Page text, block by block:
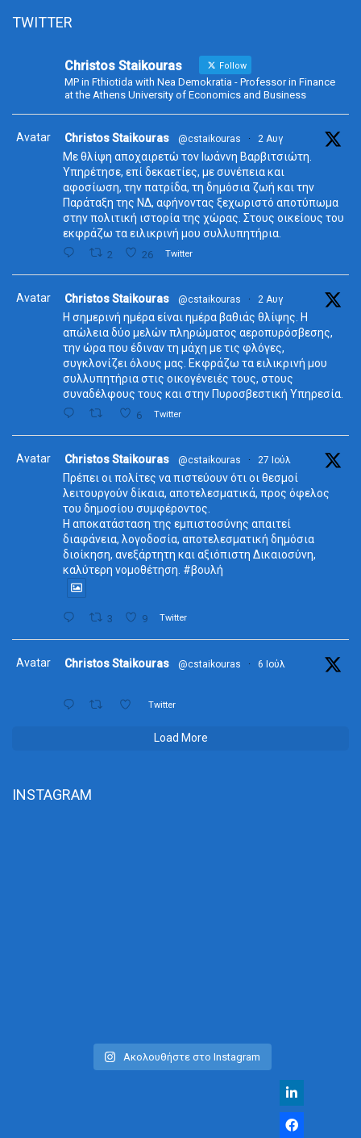
TWITTER
Christos Staikouras Follow
MP in Fthiotida with Nea Demokratia - Professor in Finance
at the Athens University of Economics and Business
Avatar Christos Staikouras @cstaikouras · 2 Αυγ
Με θλίψη αποχαιρετώ τον Ιωάννη Βαρβιτσιώτη.
Υπηρέτησε, επί δεκαετίες, με συνέπεια και
αφοσίωση, την πατρίδα, τη δημόσια ζωή και την
Παράταξη της ΝΔ, αφήνοντας ξεχωριστό αποτύπωμα
στην πολιτική ιστορία της χώρας. Στους οικείους του
εκφράζω τα ειλικρινή μου συλλυπητήρια.
2 26 Twitter
Avatar Christos Staikouras @cstaikouras · 2 Αυγ
Η σημερινή ημέρα είναι ημέρα βαθιάς θλίψης. Η
απώλεια δύο μελών πληρώματος αεροπυρόσβεσης,
την ώρα που έδιναν τη μάχη με τις φλόγες,
συγκλονίζει όλους μας. Εκφράζω τα ειλικρινή μου
συλλυπητήρια στις οικογένειές τους, στους
συναδέλφους τους και στην Πυροσβεστική Υπηρεσία.
6 Twitter
Avatar Christos Staikouras @cstaikouras · 27 Ιούλ
Πρέπει οι πολίτες να πιστεύουν ότι οι θεσμοί
λειτουργούν δίκαια, αποτελεσματικά, προς όφελος
του δημοσίου συμφέροντος.
Η αποκατάσταση της εμπιστοσύνης απαιτεί
διαφάνεια, λογοδοσία, αποτελεσματική δημόσια
διοίκηση, ανεξάρτητη και αξιόπιστη Δικαιοσύνη,
καλύτερη νομοθέτηση. #βουλή
3 9 Twitter
Avatar Christos Staikouras @cstaikouras · 6 Ιούλ
Twitter
Load More
INSTAGRAM
Ακολουθήστε στο Instagram